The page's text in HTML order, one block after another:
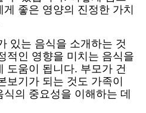
좋은 영양의 진정한 가치
있는 음식을 소개하는 것
적인 영향을 미치는 음식을
도움이 됩니다. 부모가 건
보기가 되는 것도 가족이
의 중요성을 이해하는 데